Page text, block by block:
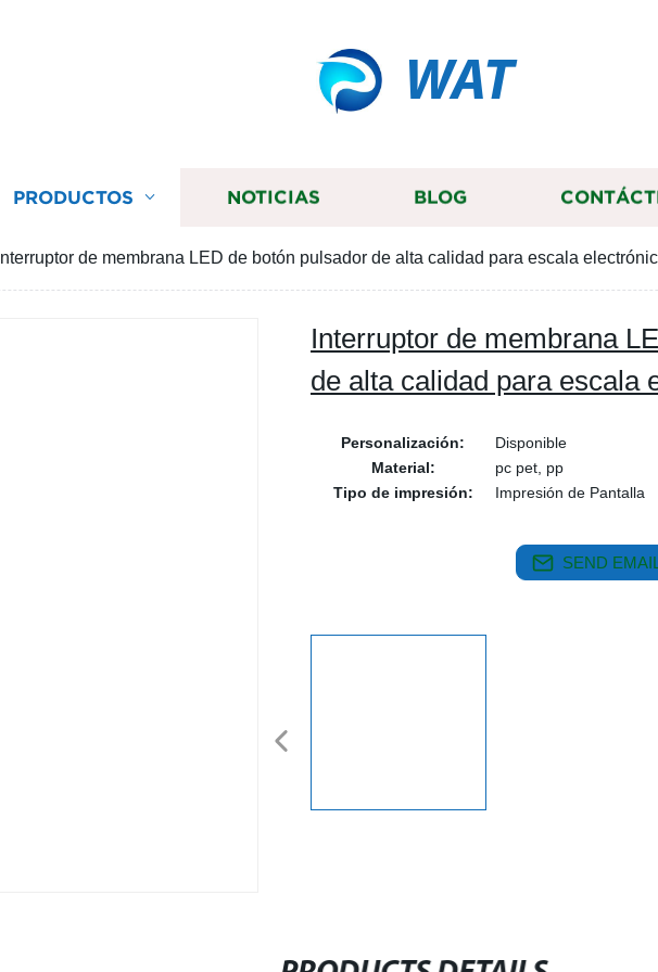
WAT
PRODUCTOS NOTICIAS BLOG
Interruptor de membrana LED de botón pulsador de alta calidad para escala
Interruptor de membrana
de alta calidad para escala
Personalización:
Disponible
Material:
pc pet, pp
Tipo de impresión:
Impresión de Pantalla
SEND